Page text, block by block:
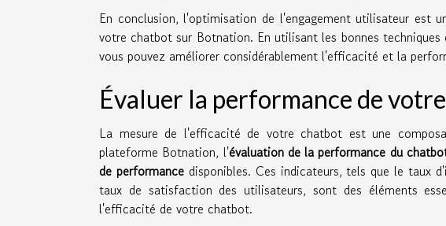
En conclusion, l'optimisation de l'engagement utilisateur est
votre chatbot sur Botnation. En utilisant les bonnes
vous pouvez améliorer considérablement l'efficacité et la
Évaluer la performance de
La mesure de l'efficacité de votre chatbot est une
plateforme Botnation, l'évaluation de la performance du
de performancedisponibles. Ces indicateurs, tels que le taux
taux de satisfaction des utilisateurs, sont des éléments
l'efficacité de votre chatbot.